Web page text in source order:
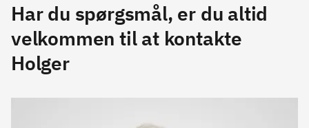
Har du spørgsmål, er du altid
velkommen til at kontakte
Holger